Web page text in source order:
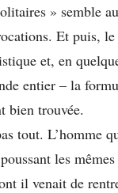
» semble
Et puis,
et, en
entier – la
bien trouvée.
tout. L’homme
les
il venait de